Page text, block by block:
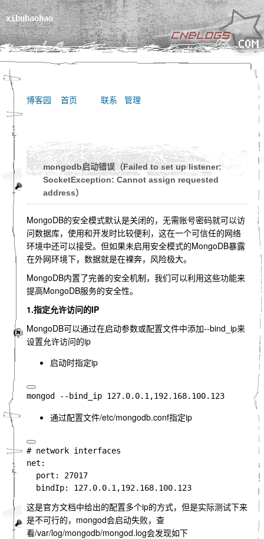
xibuhaohao
博客园 首页 联系 管理
mongodb启动错误（Failed to set up listener:
SocketException: Cannot assign requested
address）
MongoDB的安全模式默认是关闭的，无需账号密码就可以访
问数据库，使用和开发时比较便利，这在一个可信任的网络
环境中还可以接受。但如果未启用安全模式的MongoDB暴露
在外网环境下，数据就是在裸奔，风险极大。
MongoDB内置了完善的安全机制，我们可以利用这些功能来
提高MongoDB服务的安全性。
1.指定允许访问的IP
MongoDB可以通过在启动参数或配置文件中添加--bind_ip来
设置允许访问的ip
启动时指定ip
通过配置文件/etc/mongodb.conf指定ip
net :
port : 27017
bindIp: 127.0.0.1
这是官方文档中给出的配置多个ip的方式，但是实际测试下来
是不可行的，mongod会启动失败，查
看/var/log/mongodb/mongod.log会发现如下